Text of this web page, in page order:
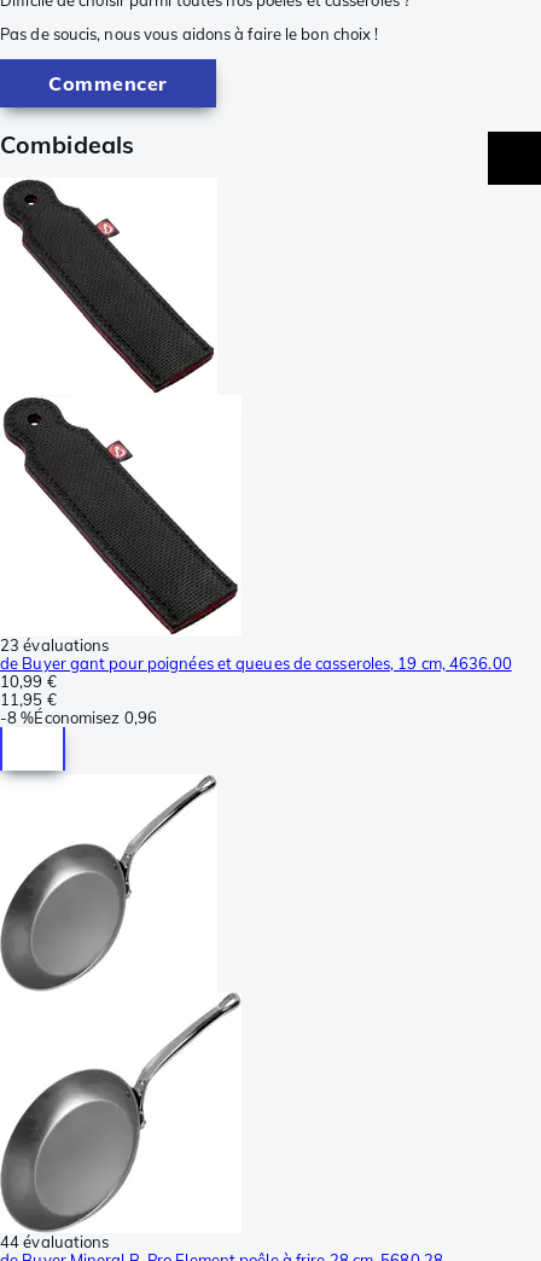
Pas de soucis, nous vous aidons à faire le bon choix !
Commencer
Combideals
23 évaluations
de Buyer gant pour poignées et queues de casseroles, 19 cm, 4636.00
10,99 €
11,95 €
-8 %Économisez 0,96
44 évaluations